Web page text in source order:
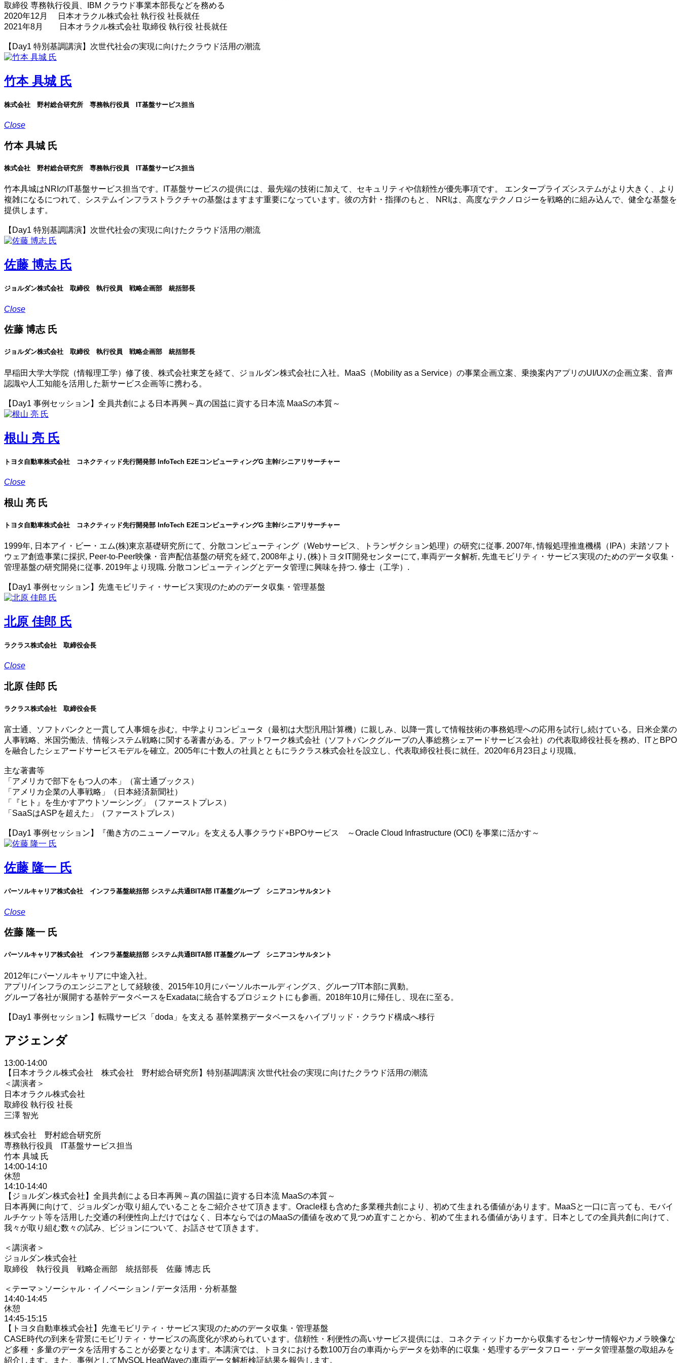
取締役 専務執行役員、IBM クラウド事業本部長などを務める
2020年12月 日本オラクル株式会社 執行役 社長就任
2021年8月 日本オラクル株式会社 取締役 執行役 社長就任
【Day1 特別基調講演】次世代社会の実現に向けたクラウド活用の潮流
竹本 具城 氏
株式会社 野村総合研究所 専務執行役員 IT基盤サービス担当
Close
竹本 具城 氏
株式会社 野村総合研究所 専務執行役員 IT基盤サービス担当
竹本具城はNRIのIT基盤サービス担当です。IT基盤サービスの提供には、最先端の技術に加えて、セキュリティや信頼性が優先事項です。 エンタープライズシステムがより大きく、より
複雑になるにつれて、システムインフラストラクチャの基盤はますます重要になっています。彼の方針・指揮のもと、 NRIは、高度なテクノロジーを戦略的に組み込んで、健全な基盤を
提供します。
【Day1 特別基調講演】次世代社会の実現に向けたクラウド活用の潮流
佐藤 博志 氏
ジョルダン株式会社 取締役 執行役員 戦略企画部 統括部長
Close
佐藤 博志 氏
ジョルダン株式会社 取締役 執行役員 戦略企画部 統括部長
早稲田大学大学院（情報理工学）修了後、株式会社東芝を経て、ジョルダン株式会社に入社。MaaS（Mobility as a Service）の事業企画立案、乗換案内アプリのUI/UXの企画立案、音声
認識や人工知能を活用した新サービス企画等に携わる。
【Day1 事例セッション】全員共創による日本再興～真の国益に資する日本流 MaaSの本質～
根山 亮 氏
トヨタ自動車株式会社 コネクティッド先行開発部 InfoTech E2EコンピューティングG 主幹/シニアリサーチャー
Close
根山 亮 氏
トヨタ自動車株式会社 コネクティッド先行開発部 InfoTech E2EコンピューティングG 主幹/シニアリサーチャー
1999年, 日本アイ・ビー・エム(株)東京基礎研究所にて、分散コンピューティング（Webサービス、トランザクション処理）の研究に従事. 2007年, 情報処理推進機構（IPA）未踏ソフト
ウェア創造事業に採択, Peer-to-Peer映像・音声配信基盤の研究を経て, 2008年より, (株)トヨタIT開発センターにて, 車両データ解析, 先進モビリティ・サービス実現のためのデータ収集・
管理基盤の研究開発に従事. 2019年より現職. 分散コンピューティングとデータ管理に興味を持つ. 修士（工学）.
【Day1 事例セッション】先進モビリティ・サービス実現のためのデータ収集・管理基盤
北原 佳郎 氏
ラクラス株式会社 取締役会長
Close
北原 佳郎 氏
ラクラス株式会社 取締役会長
富士通、ソフトバンクと一貫して人事畑を歩む。中学よりコンピュータ（最初は大型汎用計算機）に親しみ、以降一貫して情報技術の事務処理への応用を試行し続けている。日米企業の
人事戦略、米国労働法、情報システム戦略に関する著書がある。アットワーク株式会社（ソフトバンクグループの人事総務シェアードサービス会社）の代表取締役社長を務め、ITとBPO
を融合したシェアードサービスモデルを確立。2005年に十数人の社員とともにラクラス株式会社を設立し、代表取締役社長に就任。2020年6月23日より現職。
主な著書等
「アメリカで部下をもつ人の本」（富士通ブックス）
「アメリカ企業の人事戦略」（日本経済新聞社）
「『ヒト』を生かすアウトソーシング」（ファーストプレス）
「SaaSはASPを超えた」（ファーストプレス）
【Day1 事例セッション】『働き方のニューノーマル』を支える人事クラウド+BPOサービス ～Oracle Cloud Infrastructure (OCI) を事業に活かす～
佐藤 隆一 氏
パーソルキャリア株式会社 インフラ基盤統括部 システム共通BITA部 IT基盤グループ シニアコンサルタント
Close
佐藤 隆一 氏
パーソルキャリア株式会社 インフラ基盤統括部 システム共通BITA部 IT基盤グループ シニアコンサルタント
2012年にパーソルキャリアに中途入社。
アプリ/インフラのエンジニアとして経験後、2015年10月にパーソルホールディングス、グループIT本部に異動。
グループ各社が展開する基幹データベースをExadataに統合するプロジェクトにも参画。2018年10月に帰任し、現在に至る。
【Day1 事例セッション】転職サービス「doda」を支える 基幹業務データベースをハイブリッド・クラウド構成へ移行
アジェンダ
13:00-14:00
【日本オラクル株式会社 株式会社 野村総合研究所】特別基調講演 次世代社会の実現に向けたクラウド活用の潮流
＜講演者＞
日本オラクル株式会社
取締役 執行役 社長
三澤 智光
株式会社 野村総合研究所
専務執行役員 IT基盤サービス担当
竹本 具城 氏
14:00-14:10
休憩
14:10-14:40
【ジョルダン株式会社】全員共創による日本再興～真の国益に資する日本流 MaaSの本質～
日本再興に向けて、ジョルダンが取り組んでいることをご紹介させて頂きます。Oracle様も含めた多業種共創により、初めて生まれる価値があります。MaaSと一口に言っても、モバイ
ルチケット等を活用した交通の利便性向上だけではなく、日本ならではのMaaSの価値を改めて見つめ直すことから、初めて生まれる価値があります。日本としての全員共創に向けて、
我々が取り組む数々の試み、ビジョンについて、お話させて頂きます。
＜講演者＞
ジョルダン株式会社
取締役 執行役員 戦略企画部 統括部長 佐藤 博志 氏
＜テーマ＞ソーシャル・イノベーション / データ活用・分析基盤
14:40-14:45
休憩
14:45-15:15
【トヨタ自動車株式会社】先進モビリティ・サービス実現のためのデータ収集・管理基盤
CASE時代の到来を背景にモビリティ・サービスの高度化が求められています。信頼性・利便性の高いサービス提供には、コネクティッドカーから収集するセンサー情報やカメラ映像な
ど多種・多量のデータを活用することが必要となります。本講演では、トヨタにおける数100万台の車両からデータを効率的に収集・処理するデータフロー・データ管理基盤の取組みを
紹介します。また、事例としてMySQL HeatWaveの車両データ解析検証結果を報告します。